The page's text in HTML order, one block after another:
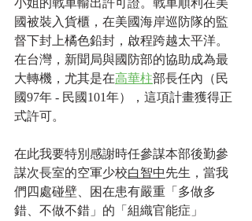
小姐的戰車輸出許可證。戰車順利在美
國被裝入貨櫃，在美國海岸巡防隊的監
督下封上橘色鉛封，啟程跨越太平洋。
在台灣，新聞局與國防部的協助成為最
大轉機，尤其是在高華柱部長任內（民
國97年 - 民國101年），這項計畫獲得正
式許可。
在此我要特別感謝時任參謀本部後勤參
謀次長室的空軍少校白智中先生，當我
們四處碰壁、困在患有嚴重「多做多
錯、不做不錯」的「組織官能症」